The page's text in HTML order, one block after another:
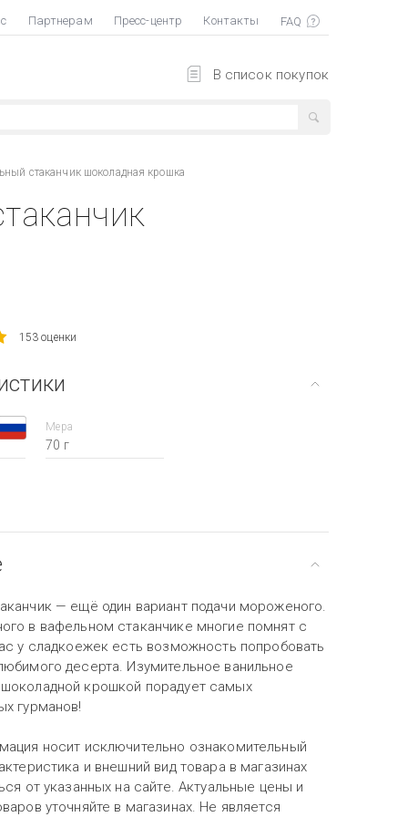
Партнерам Пресс-центр Контакты
В список покупок
стаканчик шоколадная крошка
153 оценки
Мера
70 г
— ещё один вариант подачи мороженого.
в вафельном стаканчике многие помнят с
у сладкоежек есть возможность попробовать
десерта. Изумительное ванильное
крошкой порадует самых
гурманов!
носит исключительно ознакомительный
и внешний вид товара в магазинах
от указанных на сайте. Актуальные цены и
уточняйте в магазинах. Не является